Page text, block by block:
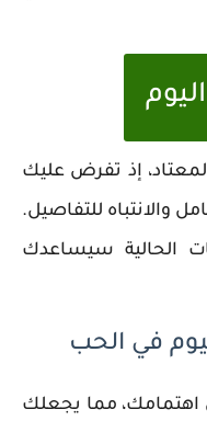
إذ تفرض عليك
والانتباه للتفاصيل.
الحالية سيساعدك
في الحب
اهتمامك، مما يجعلك